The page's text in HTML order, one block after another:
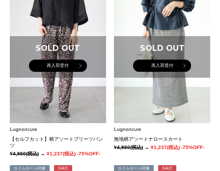
SOLD OUT
再入荷受付
Lugnoncure
【セルフカット】柄アソートプリーツパン
ツ
¥4,950(税込) → ¥1,237(税込) -75%OFF-
SOLD OUT
再入荷受付
Lugnoncure
無地柄アソートナロースカート
¥4,950(税込)→¥1,237(税込) -75%OFF-
タイムセール対象 SALE タイムセール対象 SALE